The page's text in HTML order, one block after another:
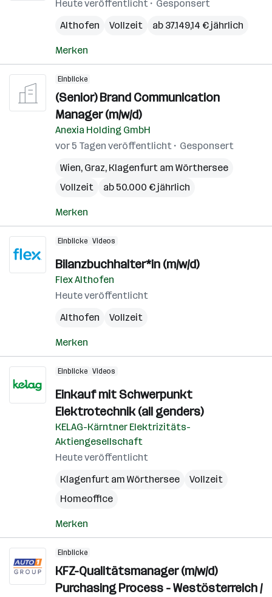
Heute veröffentlicht
Gesponsert
Althofen
Vollzeit ab 37.149,14 € jährlich
Merken
Einblicke
(Senior) Brand Communication
Manager (m/w/d)
Anexia Holding GmbH
vor 5 Tagen veröffentlicht
Gesponsert
Wien, Graz, Klagenfurt am Wörthersee
Vollzeit
ab 50.000 € jährlich
Merken
Einblicke Videos
Bilanzbuchhalter*in (m/w/d)
Flex Althofen
Heute veröffentlicht
Althofen
Vollzeit
Merken
Einblicke Videos
Einkauf mit Schwerpunkt
Elektrotechnik (all genders)
KELAG-Kärntner Elektrizitäts-
Aktiengesellschaft
Heute veröffentlicht
Klagenfurt am Wörthersee
Vollzeit
Homeoffice
Merken
Einblicke
KFZ-Qualitätsmanager (m/w/d)
Purchasing Process - Westösterreich /